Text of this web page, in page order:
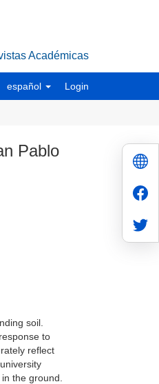
Académicas
español Login
Pablo
soil.
to
reflect
the ground.